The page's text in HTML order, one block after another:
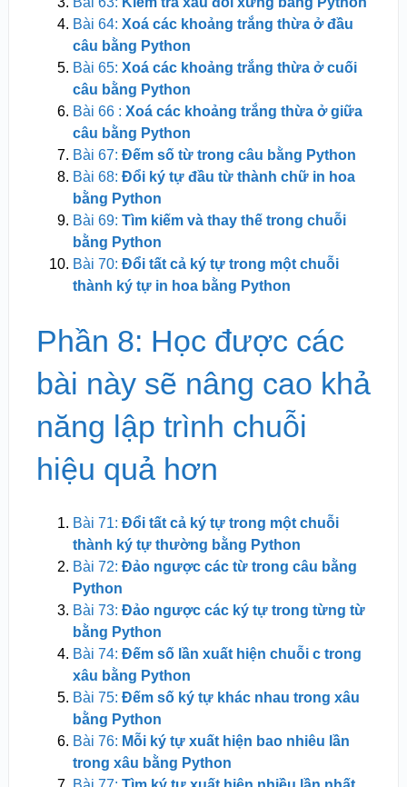
Bài 64: Xoá các khoảng trắng thừa ở đầu
câu bằng Python
Bài 65: Xoá các khoảng trắng thừa ở cuối
câu bằng Python
Bài 66 : Xoá các khoảng trắng thừa ở giữa
câu bằng Python
Bài 67: Đếm số từ trong câu bằng Python
Bài 68: Đổi ký tự đầu từ thành chữ in hoa
bằng Python
Bài 69: Tìm kiếm và thay thế trong chuỗi
bằng Python
Bài 70: Đổi tất cả ký tự trong một chuỗi
thành ký tự in hoa bằng Python
Phần 8: Học được các
bài này sẽ nâng cao khả
năng lập trình chuỗi
hiệu quả hơn
Bài 71: Đổi tất cả ký tự trong một chuỗi
thành ký tự thường bằng Python
Bài 72: Đảo ngược các từ trong câu bằng
Python
Bài 73: Đảo ngược các ký tự trong từng từ
bằng Python
Bài 74: Đếm số lần xuất hiện chuỗi c trong
xâu bằng Python
Bài 75: Đếm số ký tự khác nhau trong xâu
bằng Python
Bài 76: Mỗi ký tự xuất hiện bao nhiêu lần
trong xâu bằng Python